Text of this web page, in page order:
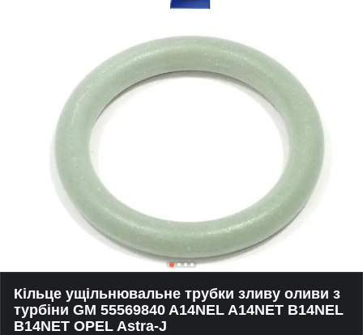
Кільце ущільнювальне трубки зливу оливи з
турбіни GM 55569840 A14NEL A14NET B14NEL
B14NET OPEL Astra-J